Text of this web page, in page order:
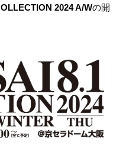
2024 A/Wの開